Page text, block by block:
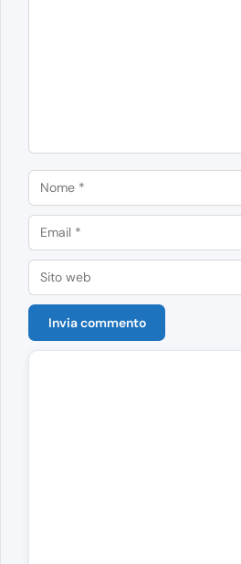
Nome
Email
Sito
web